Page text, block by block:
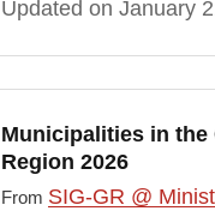
Updated on January
Municipalities in the
Region 2026
From SIG-GR @